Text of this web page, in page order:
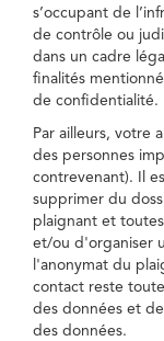
s’occupant de
de contrôle ou
dans un cadre
finalités
de confidentialité.
Par ailleurs, votre
des personnes
contrevenant). Il
supprimer du
plaignant et
et/ou d'organiser
l'anonymat du
contact reste
des données et
des données.